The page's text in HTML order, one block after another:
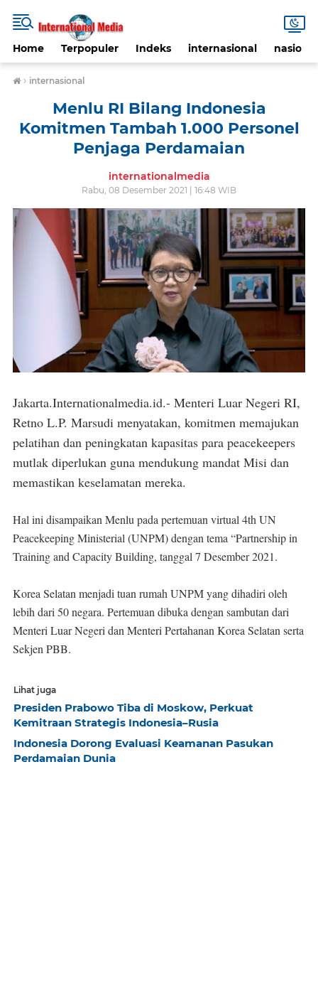
Home Terpopuler Indeks internasional nasional
› internasional
Menlu RI Bilang Indonesia
Komitmen Tambah 1.000 Personel
Penjaga Perdamaian
internationalmedia
Rabu, 08 Desember 2021 | 16:48 WIB
Jakarta.Internationalmedia.id.- Menteri Luar Negeri RI,
Retno L.P. Marsudi menyatakan, komitmen memajukan
pelatihan dan peningkatan kapasitas para peacekeepers
mutlak diperlukan guna mendukung mandat Misi dan
memastikan keselamatan mereka.
Hal ini disampaikan Menlu pada pertemuan virtual 4th UN
Peacekeeping Ministerial (UNPM) dengan tema “Partnership in
Training and Capacity Building, tanggal 7 Desember 2021.
Korea Selatan menjadi tuan rumah UNPM yang dihadiri oleh
lebih dari 50 negara. Pertemuan dibuka dengan sambutan dari
Menteri Luar Negeri dan Menteri Pertahanan Korea Selatan serta
Sekjen PBB.
Lihat juga
Presiden Prabowo Tiba di Moskow, Perkuat
Kemitraan Strategis Indonesia–Rusia
Indonesia Dorong Evaluasi Keamanan Pasukan
Perdamaian Dunia